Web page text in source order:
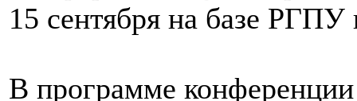
15 сентября на базе
В программе конференции